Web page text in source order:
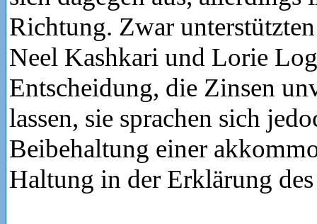
Richtung. Zwar
Neel Kashkari und Lorie
Entscheidung, die Zinsen
lassen, sie sprachen sich
Beibehaltung einer
Haltung in der Erklärung